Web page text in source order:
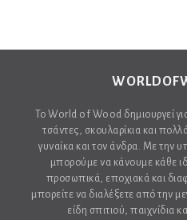
Το World of Wood δημιουργεί
τσάντες, σκουλαρίκια και
γυναίκα και τον άνδρα. Με την
μπορούμε να κάνουμε κάθε
προσωπικά, εποχιακά και
μπορείτε να διαλέξετε από την
είδη σπιτιού, παιχνίδια